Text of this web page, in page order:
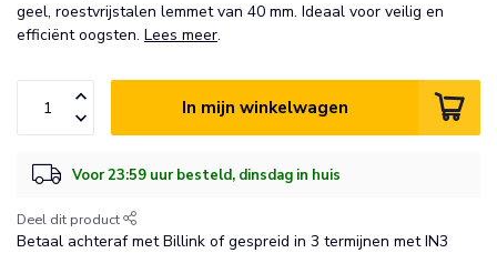
geel, roestvrijstalen lemmet van 40 mm. Ideaal voor veilig en
efficiënt oogsten. Lees meer.
In mijn winkelwagen
Voor 23:59 uur besteld, dinsdag in huis
Deel dit product
Betaal achteraf met Billink of gespreid in 3 termijnen met IN3